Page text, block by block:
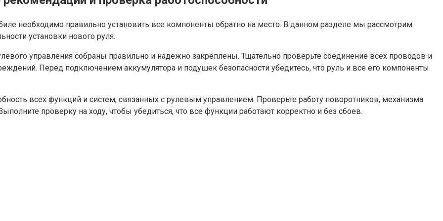
необходимо правильно установить все компоненты обратно на место. В данном разделе мы рассмотрим
установки нового руля.
управления собраны правильно и надежно закреплены. Тщательно проверьте соединение всех проводов и
Перед подключением аккумулятора и подушек безопасности убедитесь, что руль и все его компоненты
всех функций и систем, связанных с рулевым управлением. Проверьте работу поворотников, механизма
проверку на ходу, чтобы убедиться, что все функции работают корректно и без сбоев.